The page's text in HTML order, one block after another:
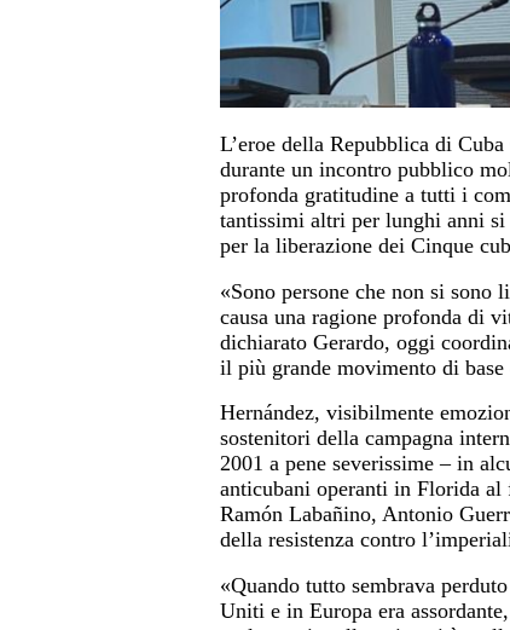
L’eroe della Repubblica di
durante un incontro pubblico
profonda gratitudine a tutti i
tantissimi altri per lunghi anni si
per la liberazione dei Cinque
«Sono persone che non si sono
causa una ragione profonda di
dichiarato Gerardo, oggi
il più grande movimento di base
Hernández, visibilmente
sostenitori della campagna
2001 a pene severissime – in
anticubani operanti in Florida
Ramón Labañino, Antonio
della resistenza contro
«Quando tutto sembrava
Uniti e in Europa era